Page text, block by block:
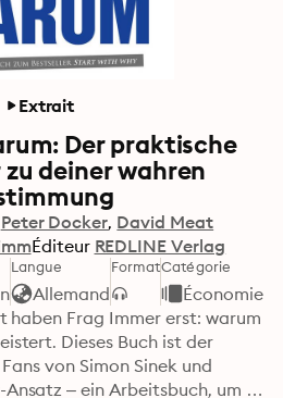
Extrait
Der praktische
deiner wahren
Peter Docker David Meat
Éditeur REDLINE Verlag
Langue
Allemand
FormatCatégorie
Économie
haben Frag Immer erst: warum
Dieses Buch ist der
von Simon Sinek und
– ein Arbeitsbuch, um